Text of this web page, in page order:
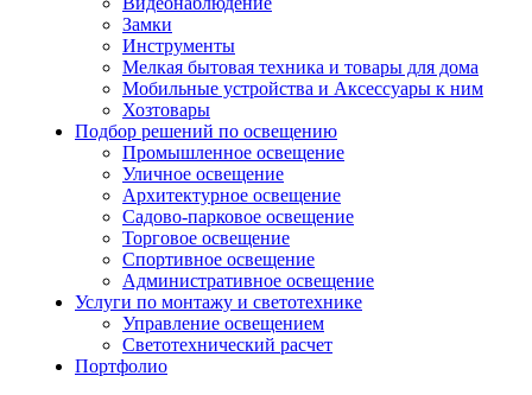
Замки
Инструменты
Мелкая бытовая техника и товары для дома
Мобильные устройства и Аксессуары к ним
Хозтовары
Подбор решений по освещению
Промышленное освещение
Уличное освещение
Архитектурное освещение
Садово-парковое освещение
Торговое освещение
Спортивное освещение
Административное освещение
Услуги по монтажу и светотехнике
Управление освещением
Светотехнический расчет
Портфолио